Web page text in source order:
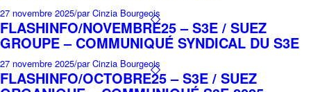
27 novembre 2025/par Cinzia Bourgeois
FLASHINFO/NOVEMBRE25 – S3E / SUEZ
GROUPE – COMMUNIQUÉ SYNDICAL DU S3E
27 novembre 2025/par Cinzia Bourgeois
FLASHINFO/OCTOBRE25 – S3E / SUEZ